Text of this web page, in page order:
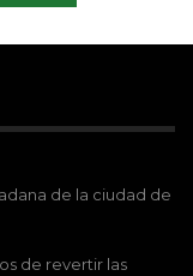
de la ciudad de
de revertir las